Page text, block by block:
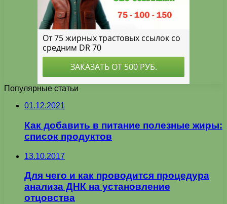
Популярные статьи
01.12.2021
Как добавить в питание полезные жиры:
список продуктов
13.10.2017
Для чего и как проводится процедура
анализа ДНК на установление
отцовства